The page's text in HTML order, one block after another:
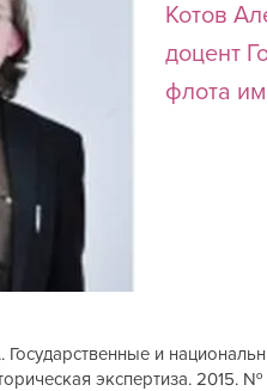
Котов
доцент
флота
и
экспертиза. 2015. №